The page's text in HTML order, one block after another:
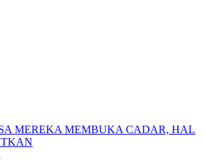
MEREKA MEMBUKA CADAR, HAL